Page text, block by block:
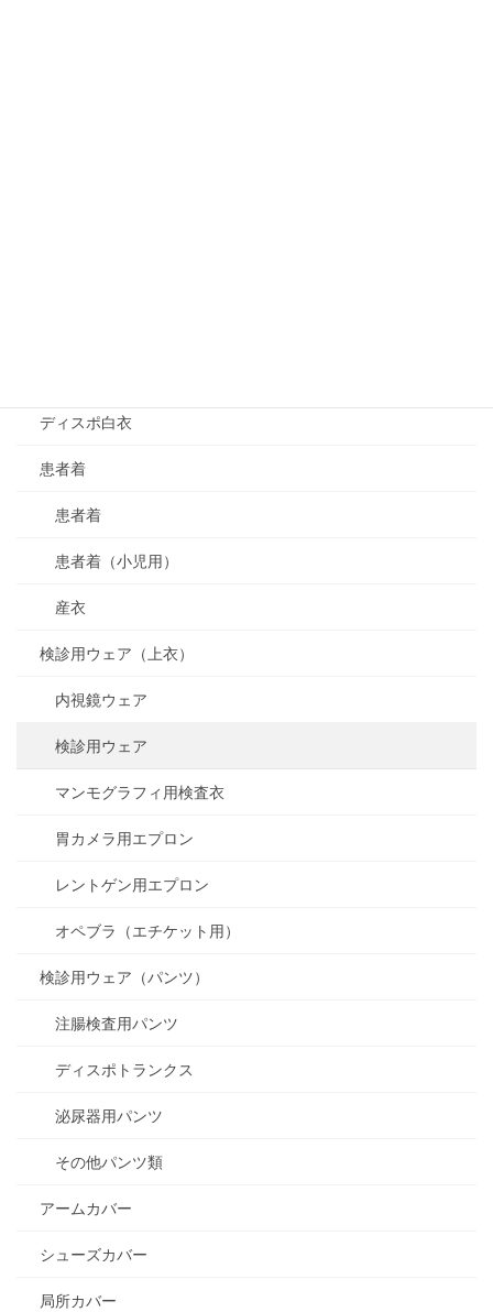
ディスポ白衣
患者着
患者着
患者着（小児用）
産衣
検診用ウェア（上衣）
内視鏡ウェア
検診用ウェア
マンモグラフィ用検査衣
胃カメラ用エプロン
レントゲン用エプロン
オペブラ（エチケット用）
検診用ウェア（パンツ）
注腸検査用パンツ
ディスポトランクス
泌尿器用パンツ
その他パンツ類
アームカバー
シューズカバー
局所カバー